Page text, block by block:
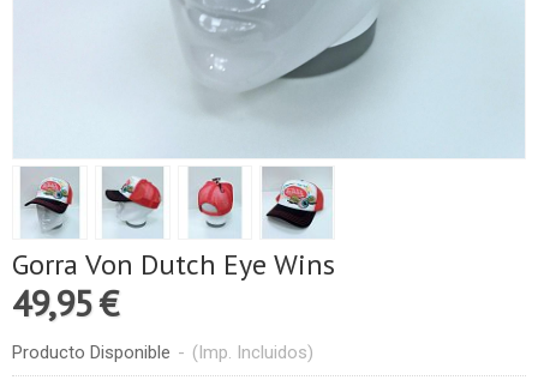
Gorra Von Dutch Eye Wins
49,95 €
Producto Disponible - (Imp. Incluidos)